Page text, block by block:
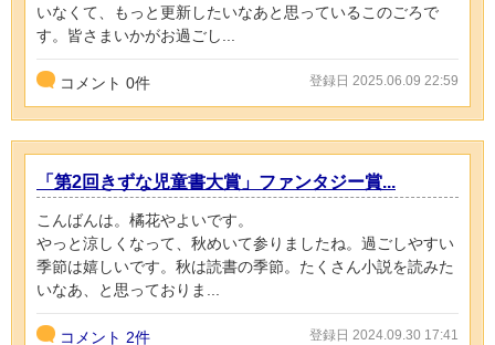
いなくて、もっと更新したいなあと思っているこのごろで
す。皆さまいかがお過ごし...
コメント 0件 登録日 2025.06.09 22:59
「第2回きずな児童書大賞」ファンタジー賞...
こんばんは。橘花やよいです。
やっと涼しくなって、秋めいて参りましたね。過ごしやすい
季節は嬉しいです。秋は読書の季節。たくさん小説を読みた
いなあ、と思っておりま...
コメント 2件 登録日 2024.09.30 17:41